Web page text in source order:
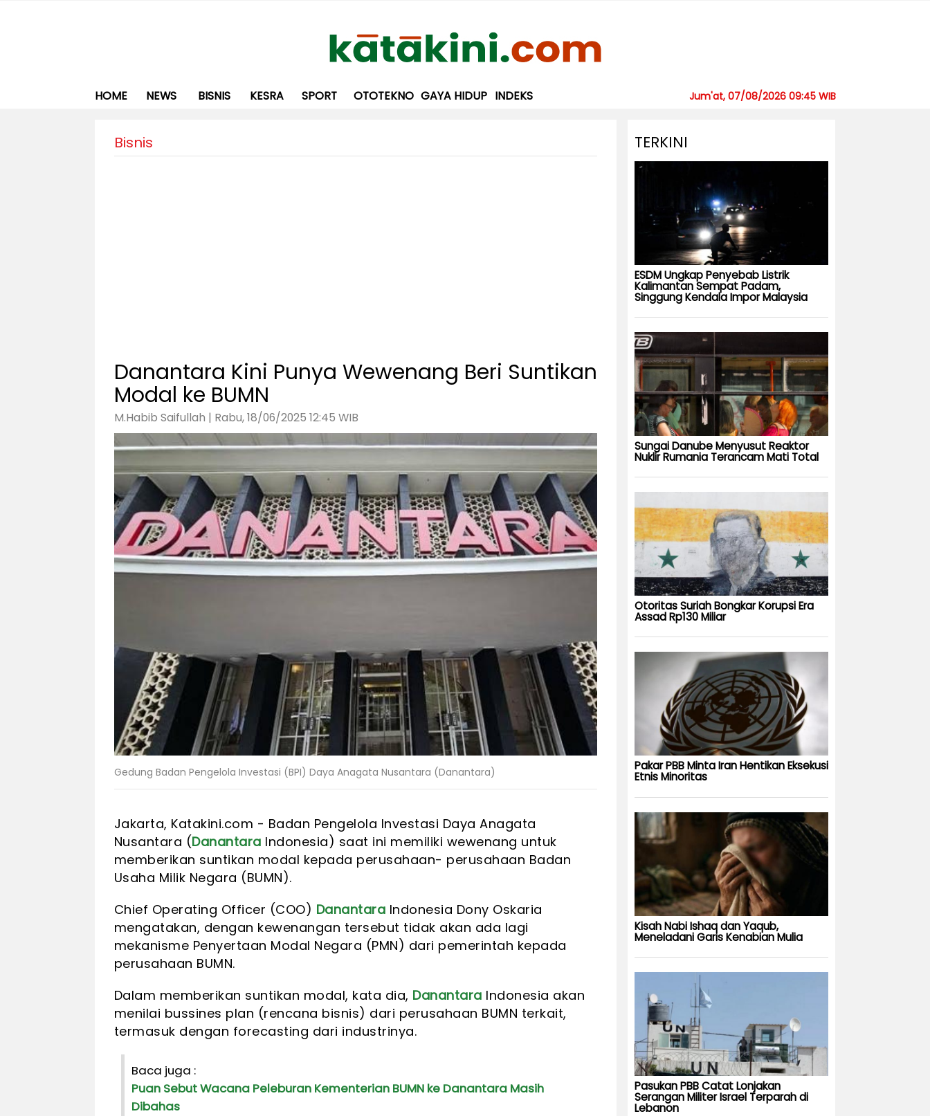
HOME NEWS BISNIS KESRA SPORT OTOTEKNO GAYA HIDUP INDEKS Jum'at, 07/08/2026 09:45 WIB
Bisnis
Danantara Kini Punya Wewenang Beri Suntikan
Modal ke BUMN
M.Habib Saifullah | Rabu, 18/06/2025 12:45 WIB
Gedung Badan Pengelola Investasi (BPI) Daya Anagata Nusantara (Danantara)
Jakarta, Katakini.com - Badan Pengelola Investasi Daya Anagata
Nusantara (Danantara Indonesia) saat ini memiliki wewenang untuk
memberikan suntikan modal kepada perusahaan- perusahaan Badan
Usaha Milik Negara (BUMN).
Chief Operating Officer (COO) Danantara Indonesia Dony Oskaria
mengatakan, dengan kewenangan tersebut tidak akan ada lagi
mekanisme Penyertaan Modal Negara (PMN) dari pemerintah kepada
perusahaan BUMN.
Dalam memberikan suntikan modal, kata dia, Danantara Indonesia akan
menilai bussines plan (rencana bisnis) dari perusahaan BUMN terkait,
termasuk dengan forecasting dari industrinya.
Baca juga :
Puan Sebut Wacana Peleburan Kementerian BUMN ke Danantara Masih
Dibahas
TERKINI
ESDM Ungkap Penyebab Listrik
Kalimantan Sempat Padam,
Singgung Kendala Impor Malaysia
Sungai Danube Menyusut Reaktor
Nuklir Rumania Terancam Mati Total
Otoritas Suriah Bongkar Korupsi Era
Assad Rp130 Miliar
Pakar PBB Minta Iran Hentikan Eksekusi
Etnis Minoritas
Kisah Nabi Ishaq dan Yaqub,
Meneladani Garis Kenabian Mulia
Pasukan PBB Catat Lonjakan
Serangan Militer Israel Terparah di
Lebanon